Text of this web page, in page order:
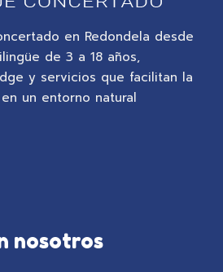
en Redondela desde
de 3 a 18 años,
y servicios que facilitan la
un entorno natural
nosotros